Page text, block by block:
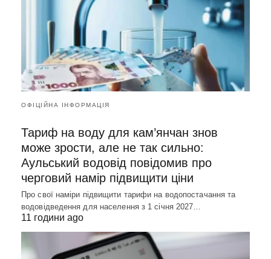
ОФІЦІЙНА ІНФОРМАЦІЯ
Тариф на воду для кам’янчан знов
може зрости, але не так сильно:
Аульський водовід повідомив про
черговий намір підвищити ціни
Про свої наміри підвищити тарифи на водопостачання та
водовідведення для населення з 1 січня 2027…
11 години ago